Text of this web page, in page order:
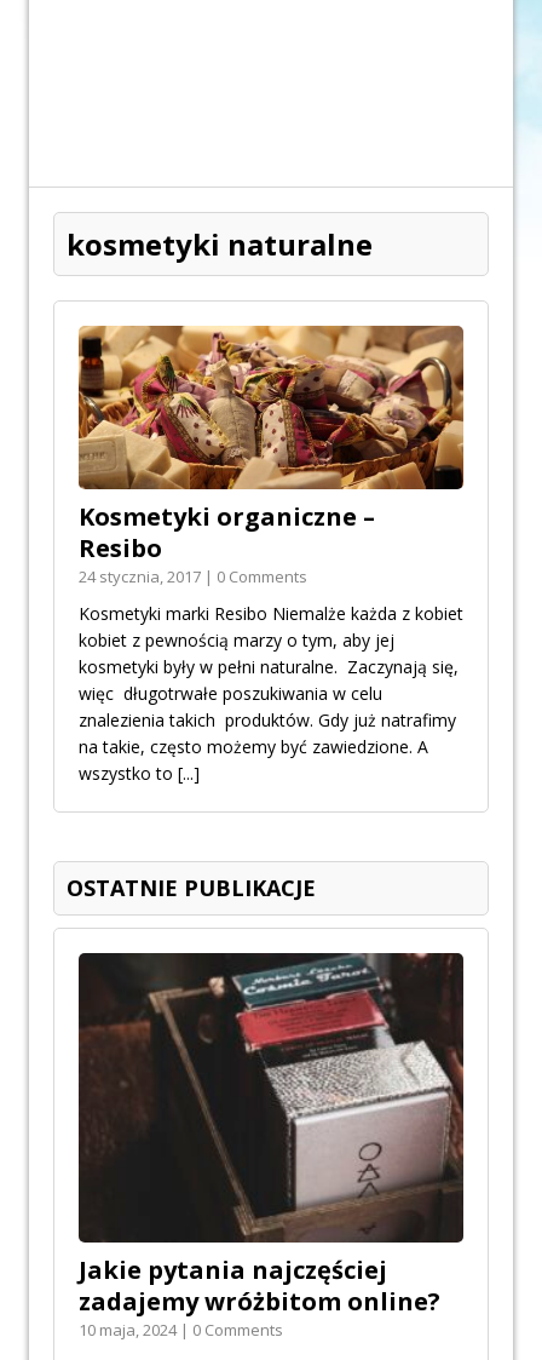
kosmetyki naturalne
Kosmetyki organiczne –
Resibo
24 stycznia, 2017 | 0 Comments
Kosmetyki marki Resibo Niemalże każda z kobiet
kobiet z pewnością marzy o tym, aby jej
kosmetyki były w pełni naturalne. Zaczynają się,
więc długotrwałe poszukiwania w celu
znalezienia takich produktów. Gdy już natrafimy
na takie, często możemy być zawiedzione. A
wszystko to [...]
OSTATNIE PUBLIKACJE
Jakie pytania najczęściej
zadajemy wróżbitom online?
10 maja, 2024 | 0 Comments